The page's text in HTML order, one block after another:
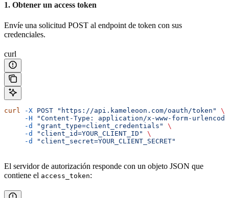
1. Obtener un access token
Envíe una solicitud POST al endpoint de token con sus
credenciales.
curl
curl -X POST "https://api.kameleoon.com/oauth/token"
\
     -H
"Content-Type: application/x-www-form-
     -d
"grant_type=client_credentials"
\
     -d
"client_id=YOUR_CLIENT_ID"
\
     -d
"client_secret=YOUR_CLIENT_SECRET"
El servidor de autorización responde con un objeto JSON que
contiene el access_token: